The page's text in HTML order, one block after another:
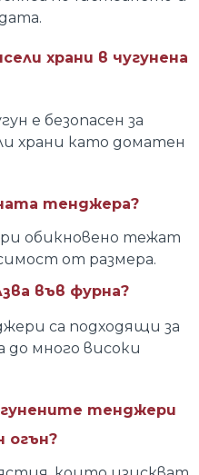
храни в чугунена
е безопасен за
храни като доматен
тенджера?
обикновено тежат
от размера.
във фурна?
са подходящи за
до много високи
тенджери
огън?